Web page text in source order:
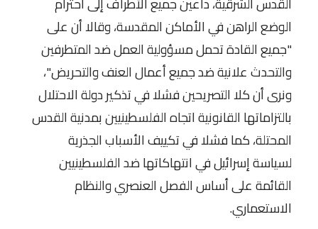
الوضع الراهن في الأماكن المقدسة، وقالا أن على
"جميع القادة تحمل مسؤولية العمل ضد المتطرفين
والتحدث علانية ضد جميع أعمال العنف والتحريض"،
ونرى أن كلا التصريحين فشلا في تذكير دولة الاحتلال
بالتزاماتها القانونية اتجاه الفلسطينيين بمدنية القدس
المحتلة، كما فشلا في تكييف الأسباب الجذرية
لسياسة إسرائيل في انتهاكاتها ضد الفلسطينيين
القائمة على أساس الفصل العنصري والنظام
الاستعماري.